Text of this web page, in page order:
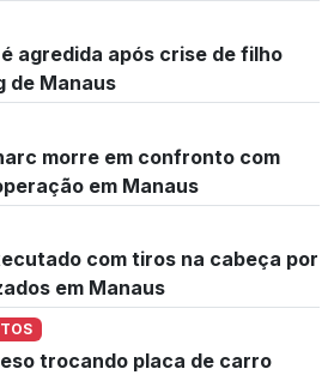
agredida após crise de filho
de Manaus
morre em confronto com
em Manaus
com tiros na cabeça por
em Manaus
trocando placa de carro